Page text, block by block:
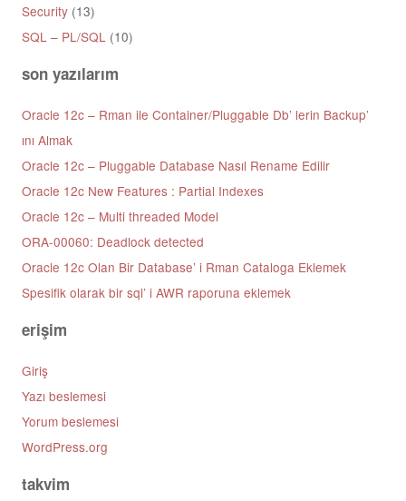
Security(13)
SQL – PL/SQL (10)
son yazılarım
Oracle 12c – Rman ile Container/Pluggable Db’ lerin Backup’
ını Almak
Oracle 12c – Pluggable Database Nasıl Rename Edilir
Oracle 12c New Features : Partial Indexes
Oracle 12c – Multi threaded Model
ORA-00060: Deadlock detected
Oracle 12c Olan Bir Database’ i Rman Cataloga Eklemek
Spesifik olarak bir sql’ i AWR raporuna eklemek
erişim
Giriş
Yazı beslemesi
Yorum beslemesi
WordPress.org
takvim